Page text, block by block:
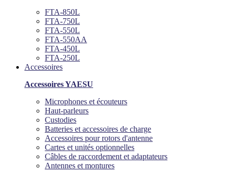
FTA-850L
FTA-750L
FTA-550L
FTA-550AA
FTA-450L
FTA-250L
Accessoires
Accessoires YAESU
Microphones et écouteurs
Haut-parleurs
Custodies
Batteries et accessoires de charge
Accessoires pour rotors d'antenne
Cartes et unités optionnelles
Câbles de raccordement et adaptateurs
Antennes et montures